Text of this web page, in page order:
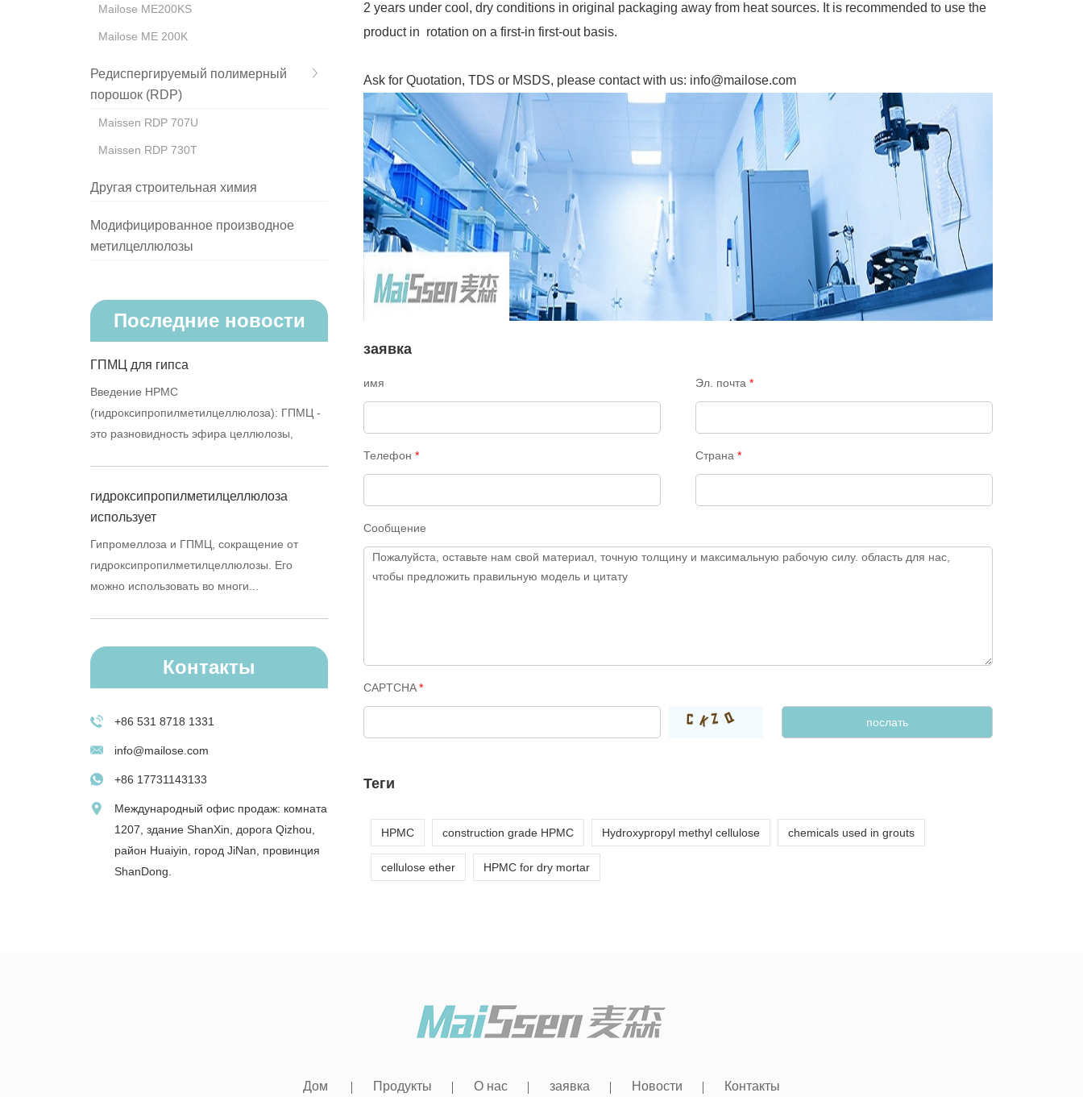
2 years under cool, dry conditions in original packaging away from heat sources. It is recommended to use the
product in rotation on a first-in first-out basis.
Ask for Quotation, TDS or MSDS, please contact with us: info@mailose.com
заявка
имя Эл. почта *
Телефон * Страна *
Сообщение
CAPTCHA*
Теги
HPMC construction grade HPMC Hydroxypropyl methyl cellulose chemicals used in grouts
cellulose ether HPMC for dry mortar
Mailose ME200KS
Mailose ME 200K
Редиспергируемый полимерный
порошок (RDP)
Maissen RDP 707U
Maissen RDP 730T
Другая строительная химия
Модифицированное производное
метилцеллюлозы
Последние новости
ГПМЦ для гипса
Введение HPMC
(гидроксипропилметилцеллюлоза): ГПМЦ -
это разновидность эфира целлюлозы,
гидроксипропилметилцеллюлоза
использует
Гипромеллоза и ГПМЦ, сокращение от
гидроксипропилметилцеллюлозы. Его
можно использовать во многи...
Контакты
+86 531 8718 1331
info@mailose.com
+86 17731143133
Международный офис продаж: комната
1207, здание ShanXin, дорога Qizhou,
район Huaiyin, город JiNan, провинция
ShanDong.
Дом Продукты О нас заявка Новости Контакты